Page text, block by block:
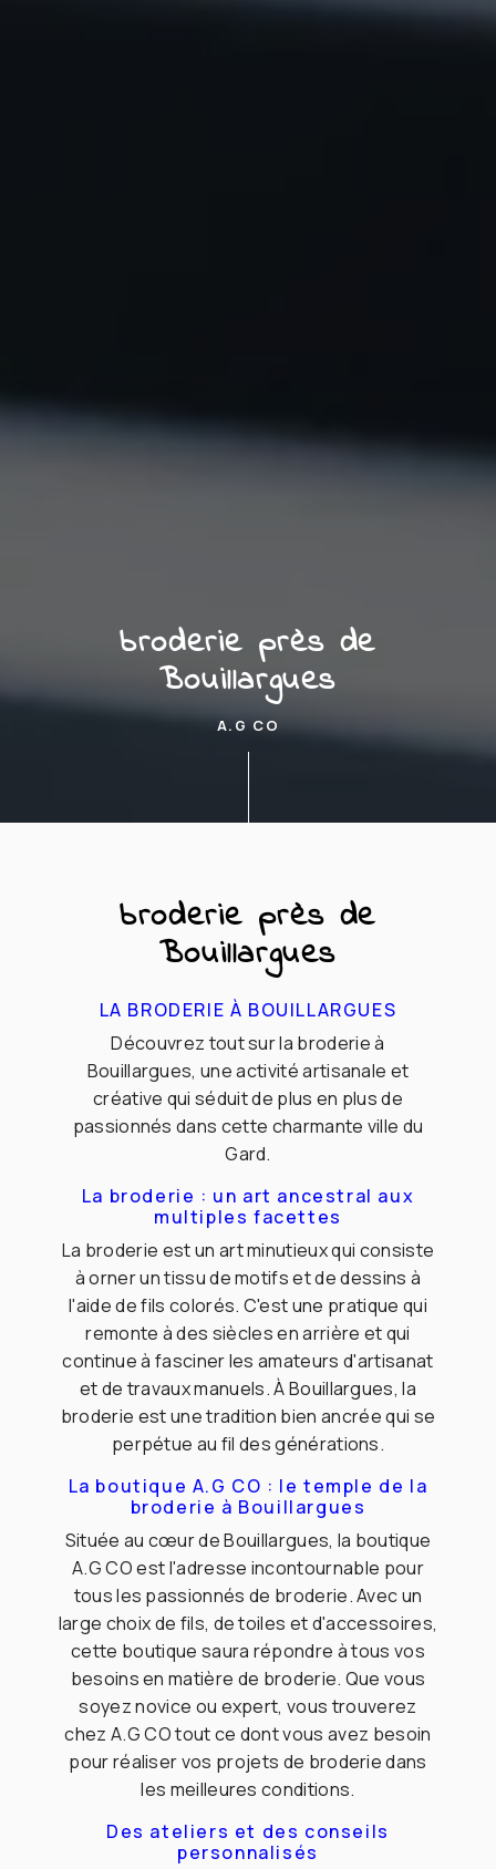
broderie près de
Bouillargues
A.G CO
broderie près de
Bouillargues
LA BRODERIE À BOUILLARGUES
Découvrez tout sur la broderie à
Bouillargues, une activité artisanale et
créative qui séduit de plus en plus de
passionnés dans cette charmante ville du
Gard.
La broderie : un art ancestral aux
multiples facettes
La broderie est un art minutieux qui consiste
à orner un tissu de motifs et de dessins à
l'aide de fils colorés. C'est une pratique qui
remonte à des siècles en arrière et qui
continue à fasciner les amateurs d'artisanat
et de travaux manuels. À Bouillargues, la
broderie est une tradition bien ancrée qui se
perpétue au fil des générations.
La boutique A.G CO : le temple de la
broderie à Bouillargues
Située au cœur de Bouillargues, la boutique
A.G CO est l'adresse incontournable pour
tous les passionnés de broderie. Avec un
large choix de fils, de toiles et d'accessoires,
cette boutique saura répondre à tous vos
besoins en matière de broderie. Que vous
soyez novice ou expert, vous trouverez
chez A.G CO tout ce dont vous avez besoin
pour réaliser vos projets de broderie dans
les meilleures conditions.
Des ateliers et des conseils
personnalisés